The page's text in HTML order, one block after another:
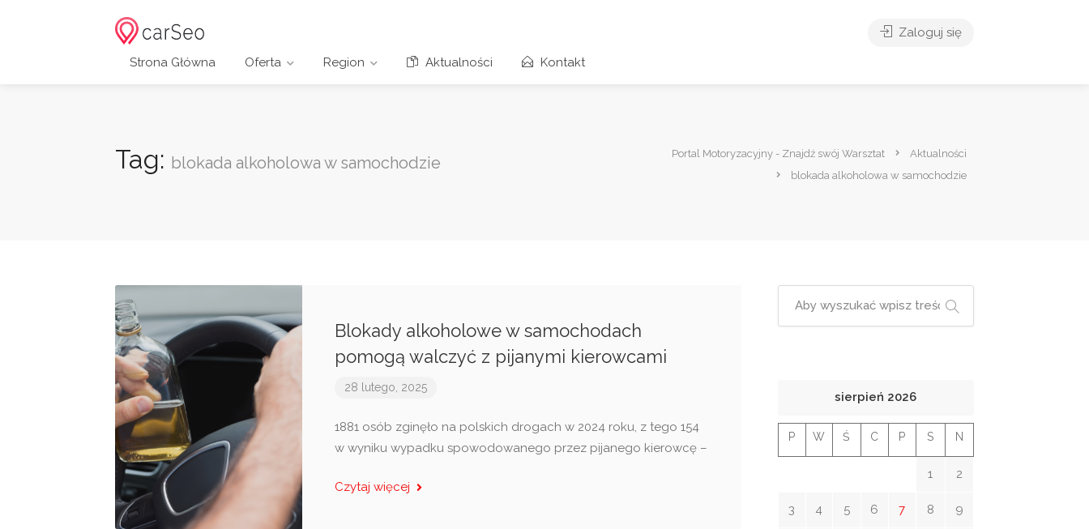
Strona Główna Oferta Region Aktualności Kontakt
Zaloguj się
Tag: blokada alkoholowa w samochodzie Portal Motoryzacyjny - Znajdź swój Warsztat
Aktualności
blokada alkoholowa w samochodzie
Blokady alkoholowe w samochodach
pomogą walczyć z pijanymi kierowcami
28 lutego, 2025
1881 osób zginęło na polskich drogach w 2024 roku, z tego 154
w wyniku wypadku spowodowanego przez pijanego kierowcę –
Czytaj więcej
sierpień 2026
P W Ś C P S N
1 2
3 4 5 6 7 8 9